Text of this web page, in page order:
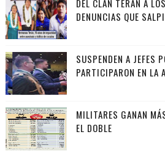
DEL CLAN TERÁN A
DENUNCIAS QUE
SUSPENDEN A JEFES
PARTICIPARON EN LA
MILITARES GANAN
EL DOBLE